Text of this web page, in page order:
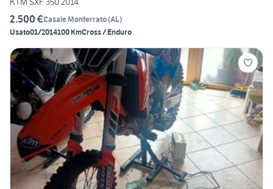
2.500 €Casale Monferrato(AL)
Usato01/2014100 KmCross / Enduro